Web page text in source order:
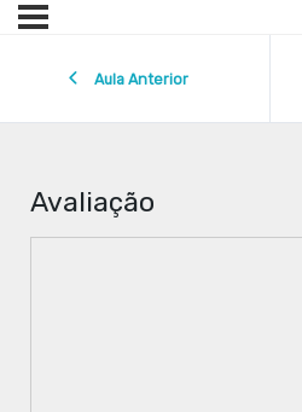
Aula Anterior
Avaliação